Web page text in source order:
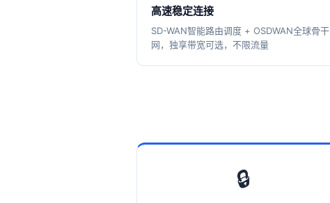
高速稳定连接
SD-WAN智能路由调度 + OSDWAN全球骨干
网，独享带宽可选，不限流量
🔒